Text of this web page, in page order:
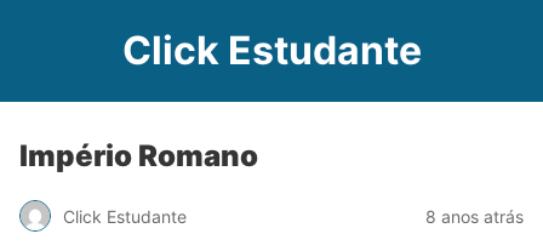
Click Estudante
Império Romano
Click Estudante 8 anos atrás